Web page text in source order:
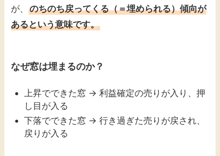
が、のちのち戻ってくる（＝埋められる）傾向が
あるという意味です。
なぜ窓は埋まるのか？
上昇でできた窓 → 利益確定の売りが入り、押
し目が入る
下落でできた窓 → 行き過ぎた売りが戻され、
戻りが入る